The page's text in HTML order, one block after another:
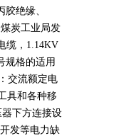
胶绝缘、
炭工业局发
缆， 1.14KV
规格的适用
交流额定电
具和各种移
下方连接设
发等电力缺